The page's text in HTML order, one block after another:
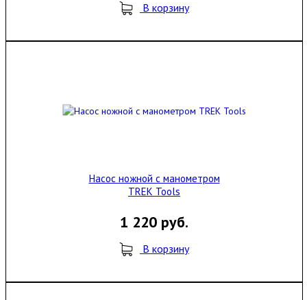
В корзину
Насос ножной с манометром
TREK Tools
1 220 руб.
В корзину